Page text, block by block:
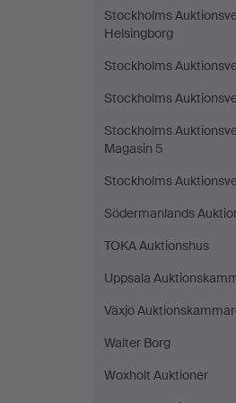
Stockholms
Helsingborg
Stockholms
Stockholms
Stockholms
Magasin 5
Stockholms
Södermanlands
TOKA Auktionshus
Uppsala
Växjö
Walter Borg
Woxholt Auktioner